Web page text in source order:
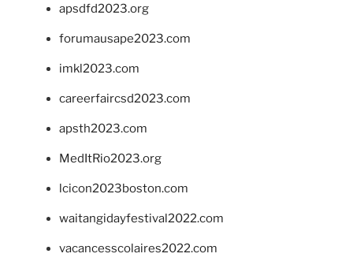
apsdfd2023.org
forumausape2023.com
imkl2023.com
careerfaircsd2023.com
apsth2023.com
MedItRio2023.org
lcicon2023boston.com
waitangidayfestival2022.com
vacancesscolaires2022.com